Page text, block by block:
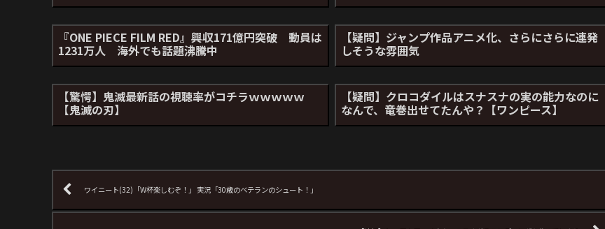
『ONE PIECE FILM RED』興収171億円突破 動員は
1231万人 海外でも話題沸騰中
【疑問】ジャンプ作品アニメ化、さらにさらに連発
しそうな雰囲気
【驚愕】鬼滅最新話の視聴率がコチラｗｗｗｗｗ
【鬼滅の刃】
【疑問】クロコダイルはスナスナの実の能力なのに
なんで、竜巻出せてたんや？【ワンピース】
ワイニート(32)「W杯楽しむぞ！」 実況「30歳のベテランのシュート！」